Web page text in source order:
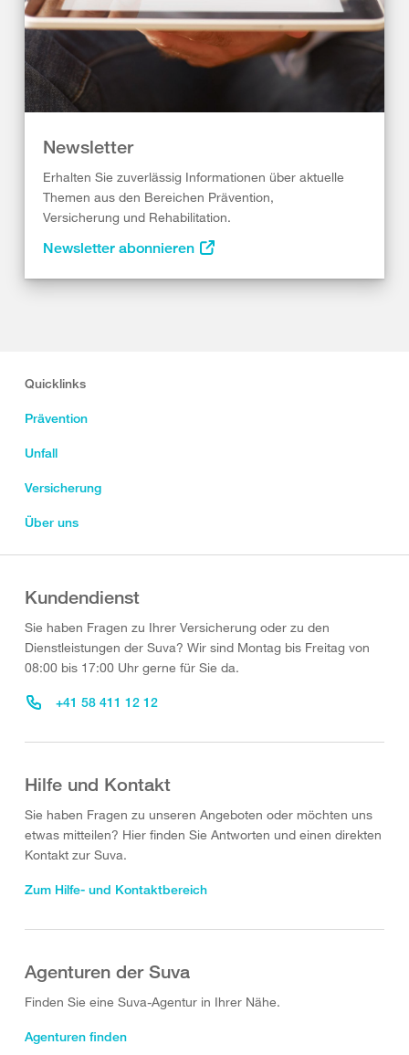
Newsletter
Erhalten Sie zuverlässig Informationen über aktuelle
Themen aus den Bereichen Prävention,
Versicherung und Rehabilitation.
Newsletter abonnieren
Quicklinks
Prävention
Unfall
Versicherung
Über uns
Kundendienst
Sie haben Fragen zu Ihrer Versicherung oder zu den
Dienstleistungen der Suva? Wir sind Montag bis Freitag von
08:00 bis 17:00 Uhr gerne für Sie da.
+41 58 411 12 12
Hilfe und Kontakt
Sie haben Fragen zu unseren Angeboten oder möchten uns
etwas mitteilen? Hier finden Sie Antworten und einen direkten
Kontakt zur Suva.
Zum Hilfe- und Kontaktbereich
Agenturen der Suva
Finden Sie eine Suva-Agentur in Ihrer Nähe.
Agenturen finden